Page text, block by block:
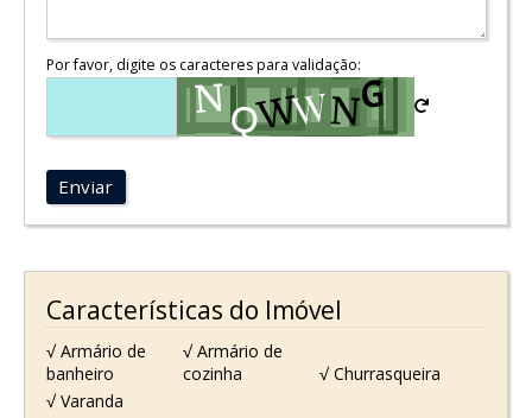
Por favor, digite os caracteres para validação:
Enviar
Características do Imóvel
√ Armário de
banheiro
√ Armário de
cozinha
√ Churrasqueira
√ Varanda